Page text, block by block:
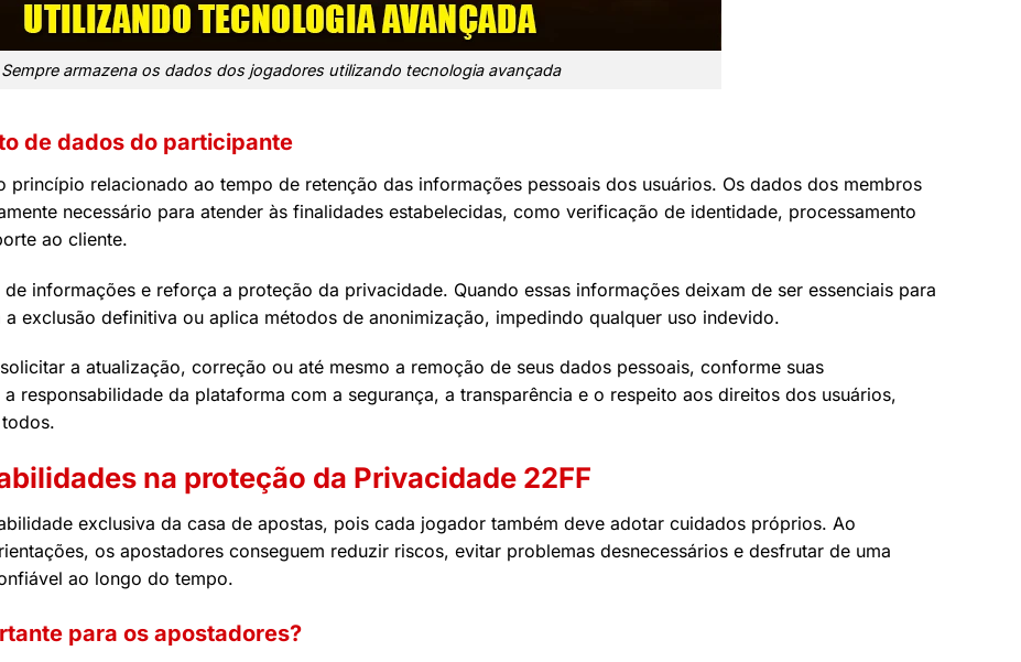
Sempre armazena os dados dos jogadores utilizando tecnologia avançada
de dados do participante
princípio relacionado ao tempo de retenção das informações pessoais dos usuários. Os dados dos membros
necessário para atender às finalidades estabelecidas, como verificação de identidade, processamento
ao cliente.
informações e reforça a proteção da privacidade. Quando essas informações deixam de ser essenciais para
exclusão definitiva ou aplica métodos de anonimização, impedindo qualquer uso indevido.
a atualização, correção ou até mesmo a remoção de seus dados pessoais, conforme suas
responsabilidade da plataforma com a segurança, a transparência e o respeito aos direitos dos usuários,
na proteção da Privacidade 22FF
exclusiva da casa de apostas, pois cada jogador também deve adotar cuidados próprios. Ao
os apostadores conseguem reduzir riscos, evitar problemas desnecessários e desfrutar de uma
ao longo do tempo.
para os apostadores?